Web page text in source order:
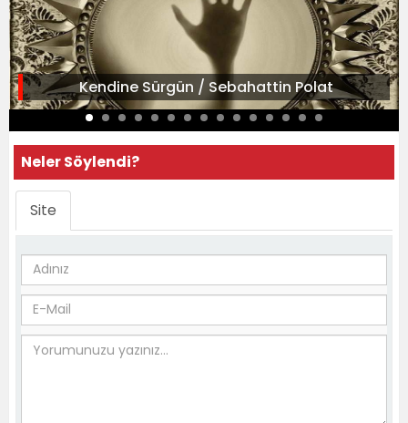
Kendine Sürgün / Sebahattin Polat
Neler Söylendi?
Site